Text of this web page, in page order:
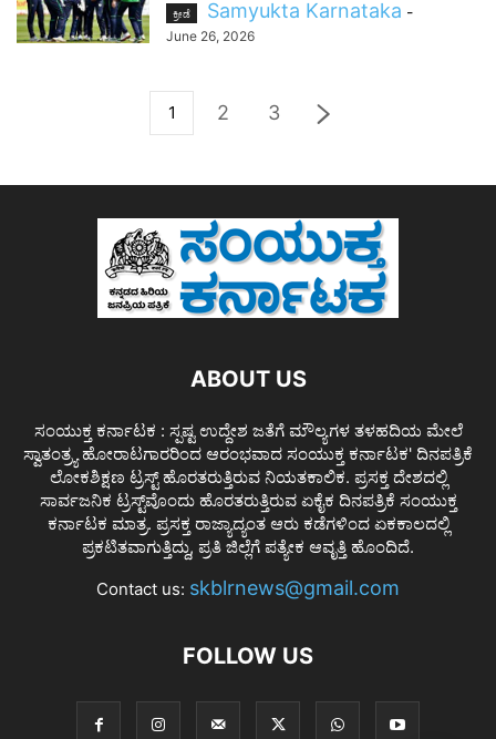
ಕ್ರೀಡೆ Samyukta Karnataka -
June 26, 2026
1 2 3
ABOUT US
ಸಂಯುಕ್ತ ಕರ್ನಾಟಕ : ಸ್ಪಷ್ಟ ಉದ್ದೇಶ ಜತೆಗೆ ಮೌಲ್ಯಗಳ ತಳಹದಿಯ ಮೇಲೆ
ಸ್ವಾತಂತ್ರ್ಯ ಹೋರಾಟಗಾರರಿಂದ ಆರಂಭವಾದ ಸಂಯುಕ್ತ ಕರ್ನಾಟಕ' ದಿನಪತ್ರಿಕೆ
ಲೋಕಶಿಕ್ಷಣ ಟ್ರಸ್ಟ್ ಹೊರತರುತ್ತಿರುವ ನಿಯತಕಾಲಿಕ. ಪ್ರಸಕ್ತ ದೇಶದಲ್ಲಿ
ಸಾರ್ವಜನಿಕ ಟ್ರಸ್ಟ್‌ವೊಂದು ಹೊರತರುತ್ತಿರುವ ಏಕೈಕ ದಿನಪತ್ರಿಕೆ ಸಂಯುಕ್ತ
ಕರ್ನಾಟಕ ಮಾತ್ರ. ಪ್ರಸಕ್ತ ರಾಜ್ಯಾದ್ಯಂತ ಆರು ಕಡೆಗಳಿಂದ ಏಕಕಾಲದಲ್ಲಿ
ಪ್ರಕಟಿತವಾಗುತ್ತಿದ್ದು, ಪ್ರತಿ ಜಿಲ್ಲೆಗೆ ಪತ್ಯೇಕ ಆವೃತ್ತಿ ಹೊಂದಿದೆ.
Contact us: skblrnews@gmail.com
FOLLOW US